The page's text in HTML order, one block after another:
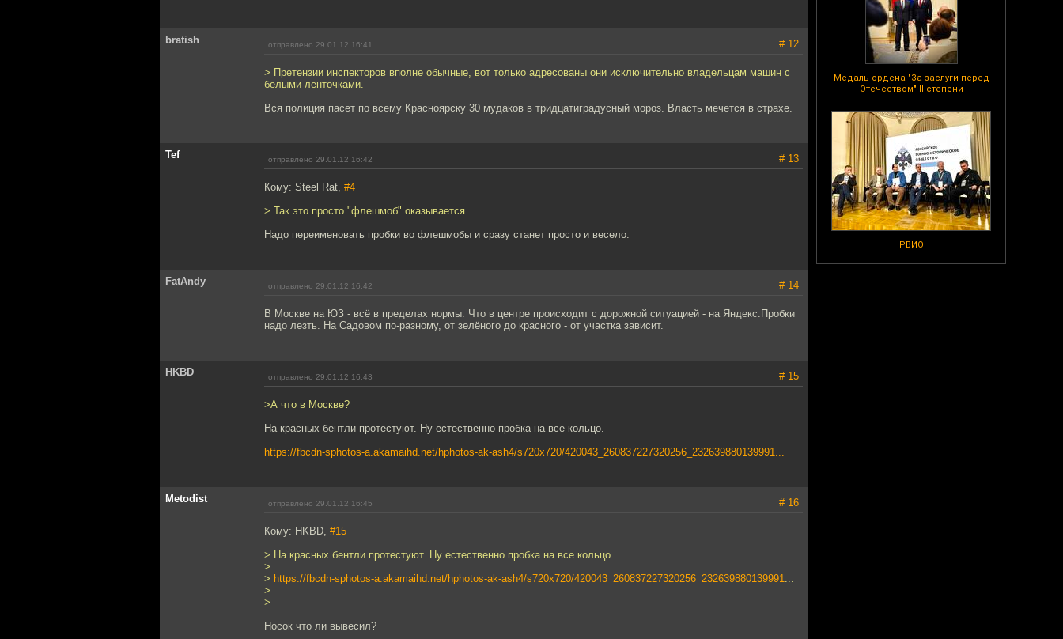
Медаль ордена "За заслуги перед
Отечеством" II степени
РВИО
bratish отправлено 29.01.12 16:41 # 12
> Претензии инспекторов вполне обычные, вот только адресованы они исключительно владельцам машин с
белыми ленточками.
Вся полиция пасет по всему Красноярску 30 мудаков в тридцатиградусный мороз. Власть мечется в страхе.
Tef отправлено 29.01.12 16:42 # 13
Кому: Steel Rat, #4
> Так это просто "флешмоб" оказывается.
Надо переименовать пробки во флешмобы и сразу станет просто и весело.
FatAndy отправлено 29.01.12 16:42 # 14
В Москве на ЮЗ - всё в пределах нормы. Что в центре происходит с дорожной ситуацией - на Яндекс.Пробки
надо лезть. На Садовом по-разному, от зелёного до красного - от участка зависит.
HKBD отправлено 29.01.12 16:43 # 15
>А что в Москве?
На красных бентли протестуют. Ну естественно пробка на все кольцо.
https://fbcdn-sphotos-a.akamaihd.net/hphotos-ak-ash4/s720x720/420043_260837227320256_232639880139991...
Metodist отправлено 29.01.12 16:45 # 16
Кому: HKBD, #15
> На красных бентли протестуют. Ну естественно пробка на все кольцо.
>
> https://fbcdn-sphotos-a.akamaihd.net/hphotos-ak-ash4/s720x720/420043_260837227320256_232639880139991...
>
>
Носок что ли вывесил?